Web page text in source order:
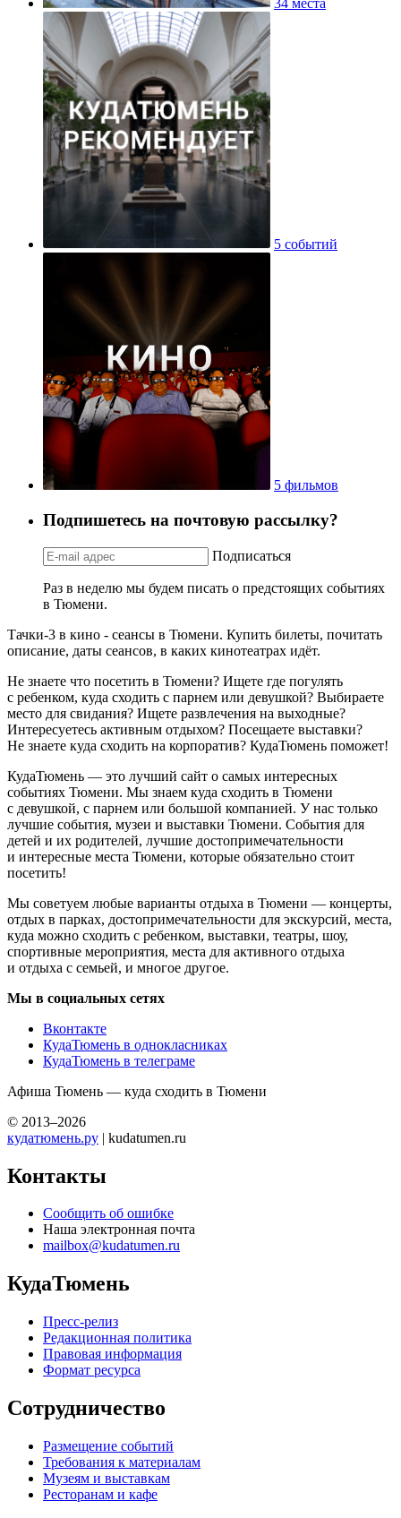
34 места
5 событий
5 фильмов
Подпишетесь на почтовую рассылку?
Подписаться
Раз в неделю мы будем писать о предстоящих событиях
в Тюмени.
Тачки-3 в кино - сеансы в Тюмени. Купить билеты, почитать
описание, даты сеансов, в каких кинотеатрах идёт.
Не знаете что посетить в Тюмени? Ищете где погулять
с ребенком, куда сходить с парнем или девушкой? Выбираете
место для свидания? Ищете развлечения на выходные?
Интересуетесь активным отдыхом? Посещаете выставки?
Не знаете куда сходить на корпоратив? КудаТюмень поможет!
КудаТюмень — это лучший сайт о самых интересных
событиях Тюмени. Мы знаем куда сходить в Тюмени
с девушкой, с парнем или большой компанией. У нас только
лучшие события, музеи и выставки Тюмени. События для
детей и их родителей, лучшие достопримечательности
и интересные места Тюмени, которые обязательно стоит
посетить!
Мы советуем любые варианты отдыха в Тюмени — концерты,
отдых в парках, достопримечательности для экскурсий, места,
куда можно сходить с ребенком, выставки, театры, шоу,
спортивные мероприятия, места для активного отдыха
и отдыха с семьей, и многое другое.
Мы в социальных сетях
Вконтакте
КудаТюмень в однокласниках
КудаТюмень в телеграме
Афиша Тюмень — куда сходить в Тюмени
© 2013–2026
кудатюмень.ру | kudatumen.ru
Контакты
Сообщить об ошибке
Наша электронная почта
mailbox@kudatumen.ru
КудаТюмень
Пресс-релиз
Редакционная политика
Правовая информация
Формат ресурса
Сотрудничество
Размещение событий
Требования к материалам
Музеям и выставкам
Ресторанам и кафе